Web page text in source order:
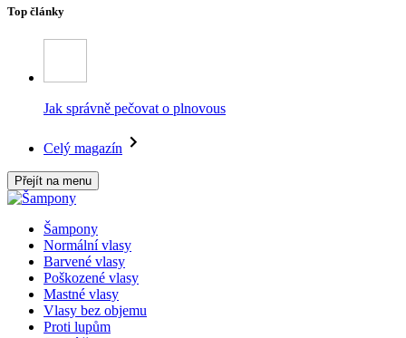
Top články
Jak správně pečovat o plnovous
Celý magazín
Přejít na menu
Šampony
Normální vlasy
Barvené vlasy
Poškozené vlasy
Mastné vlasy
Vlasy bez objemu
Proti lupům